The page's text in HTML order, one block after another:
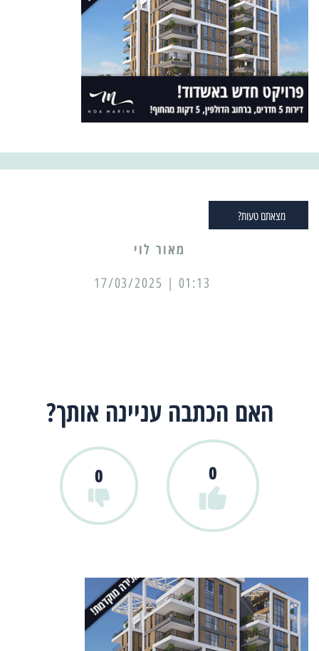
מצאתם טעות?
מאור לוי
01:13 | 17/03/2025
האם הכתבה עניינה אותך?
0
0